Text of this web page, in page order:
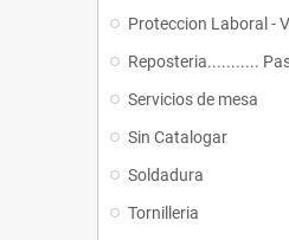
Proteccion Laboral -
Reposteria...........
Servicios de mesa
Sin Catalogar
Soldadura
Tornilleria